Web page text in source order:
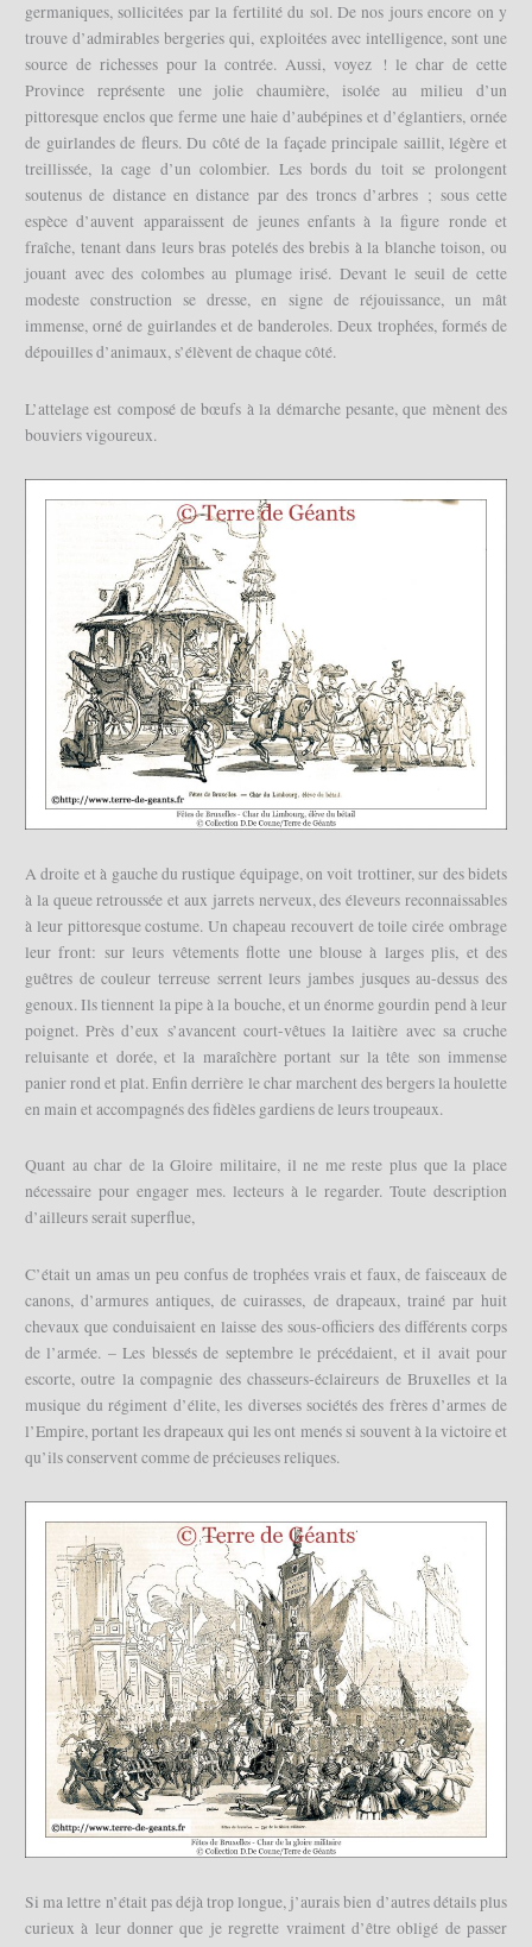
germaniques, sollicitées par la fertilité du sol. De nos jours encore on y
trouve d’admirables bergeries qui, exploitées avec intelligence, sont une
source de richesses pour la contrée. Aussi, voyez ! le char de cette
Province représente une jolie chaumière, isolée au milieu d’un
pittoresque enclos que ferme une haie d’aubépines et d’églantiers, ornée
de guirlandes de fleurs. Du côté de la façade principale saillit, légère et
treillissée, la cage d’un colombier. Les bords du toit se prolongent
soutenus de distance en distance par des troncs d’arbres ; sous cette
espèce d’auvent apparaissent de jeunes enfants à la figure ronde et
fraîche, tenant dans leurs bras potelés des brebis à la blanche toison, ou
jouant avec des colombes au plumage irisé. Devant le seuil de cette
modeste construction se dresse, en signe de réjouissance, un mât
immense, orné de guirlandes et de banderoles. Deux trophées, formés de
dépouilles d’animaux, s’élèvent de chaque côté.
L’attelage est composé de bœufs à la démarche pesante, que mènent des
bouviers vigoureux.
A droite et à gauche du rustique équipage, on voit trottiner, sur des bidets
à la queue retroussée et aux jarrets nerveux, des éleveurs reconnaissables
à leur pittoresque costume. Un chapeau recouvert de toile cirée ombrage
leur front: sur leurs vêtements flotte une blouse à larges plis, et des
guêtres de couleur terreuse serrent leurs jambes jusques au-dessus des
genoux. Ils tiennent la pipe à la bouche, et un énorme gourdin pend à leur
poignet. Près d’eux s’avancent court-vêtues la laitière avec sa cruche
reluisante et dorée, et la maraîchère portant sur la tête son immense
panier rond et plat. Enfin derrière le char marchent des bergers la houlette
en main et accompagnés des fidèles gardiens de leurs troupeaux.
Quant au char de la Gloire militaire, il ne me reste plus que la place
nécessaire pour engager mes. lecteurs à le regarder. Toute description
d’ailleurs serait superflue,
C’était un amas un peu confus de trophées vrais et faux, de faisceaux de
canons, d’armures antiques, de cuirasses, de drapeaux, trainé par huit
chevaux que conduisaient en laisse des sous-officiers des différents corps
de l’armée. – Les blessés de septembre le précédaient, et il avait pour
escorte, outre la compagnie des chasseurs-éclaireurs de Bruxelles et la
musique du régiment d’élite, les diverses sociétés des frères d’armes de
l’Empire, portant les drapeaux qui les ont menés si souvent à la victoire et
qu’ils conservent comme de précieuses reliques.
Si ma lettre n’était pas déjà trop longue, j’aurais bien d’autres détails plus
curieux à leur donner que je regrette vraiment d’être obligé de passer